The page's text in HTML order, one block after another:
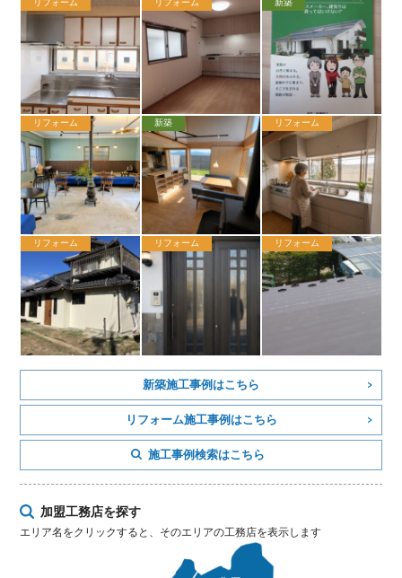
リフォーム 新築 リフォーム
リフォーム リフォーム リフォーム
新築施工事例はこちら
リフォーム施工事例はこちら
施工事例検索はこちら
加盟工務店を探す
エリア名をクリックすると、そのエリアの工務店を表示します